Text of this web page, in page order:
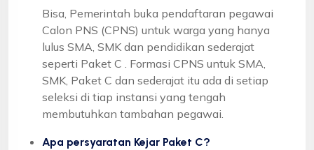
Bisa, Pemerintah buka pendaftaran pegawai
Calon PNS (CPNS) untuk warga yang hanya
lulus SMA, SMK dan pendidikan sederajat
seperti Paket C . Formasi CPNS untuk SMA,
SMK, Paket C dan sederajat itu ada di setiap
seleksi di tiap instansi yang tengah
membutuhkan tambahan pegawai.
Apa persyaratan Kejar Paket C?